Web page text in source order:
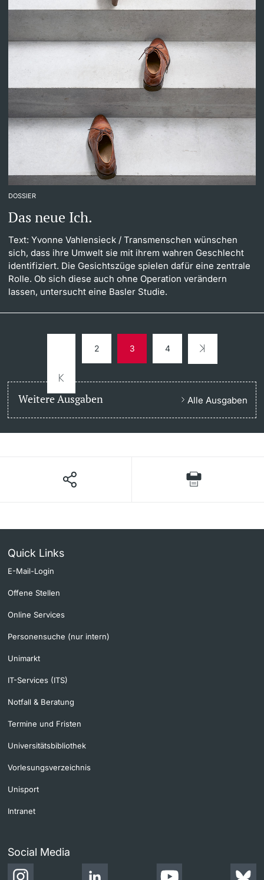
DOSSIER
Das neue Ich.
Text: Yvonne Vahlensieck / Transmenschen wünschen
sich, dass ihre Umwelt sie mit ihrem wahren Geschlecht
identifiziert. Die Gesichtszüge spielen dafür eine zentrale
Rolle. Ob sich diese auch ohne Operation verändern
lassen, untersucht eine Basler Studie.
2 3 4
Weitere Ausgaben Alle Ausgaben
Quick Links
E-Mail-Login
Offene Stellen
Online Services
Personensuche (nur intern)
Unimarkt
IT-Services (ITS)
Notfall & Beratung
Termine und Fristen
Universitätsbibliothek
Vorlesungsverzeichnis
Unisport
Intranet
Social Media